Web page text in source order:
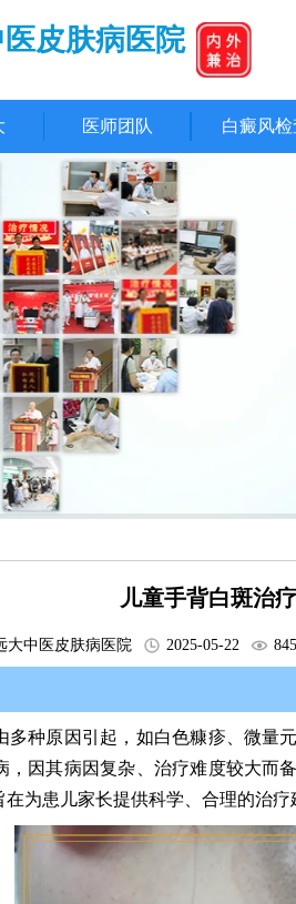
皮肤病医院
医师团队 白癜风检
儿童手背白斑治
大中医皮肤病医院 2025-05-22
多种原因引起，如白色糠疹、微量
，因其病因复杂、治疗难度较大而
为患儿家长提供科学、合理的治疗